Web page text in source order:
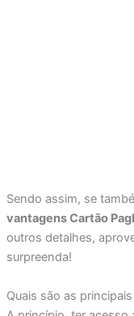
Sendo assim, se
vantagens Cartão
outros detalhes,
surpreenda!
Quais são as